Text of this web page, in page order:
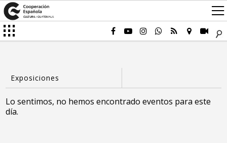
Lo sentimos, no hemos encontrado eventos para este
día.